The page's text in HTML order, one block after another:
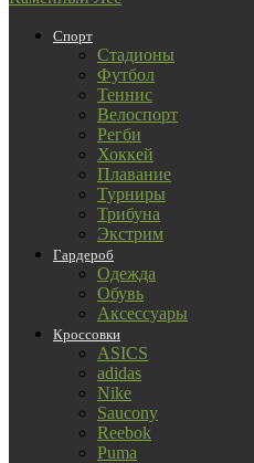
Спорт
Стадионы
Футбол
Теннис
Велоспорт
Регби
Хоккей
Плавание
Турниры
Трибуна
Экстрим
Гардероб
Одежда
Обувь
Аксессуары
Кроссовки
ASICS
adidas
Nike
Saucony
Reebok
Puma